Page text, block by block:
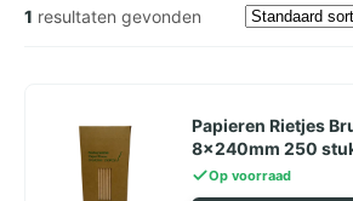
1 resultaten gevonden
Papieren Rietjes
8x240mm 250
Op voorraad